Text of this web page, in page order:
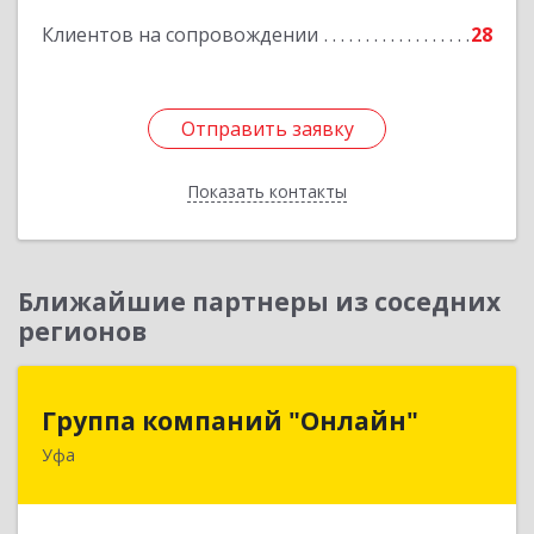
Клиентов на сопровождении 28
Отправить заявку
Показать контакты
Отправить заявку
Назад
Ближайшие партнеры из соседних
регионов
Группа компаний "Онлайн"
Уфа
Группа компаний "Онлайн"
450006, Башкортостан Респ, г.о. город Уфа, Уфа